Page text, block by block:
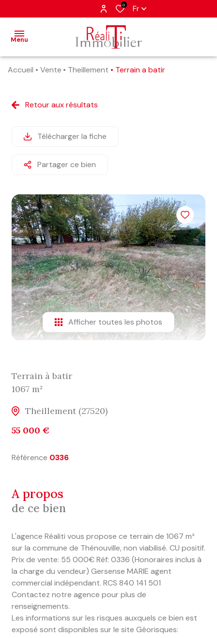
0 Fr
Menu
nos
estimation
e-
contact
Accueil Vente Theillement Terrain a batir
Retour aux résultats
Télécharger la fiche
Partager ce bien
Afficher toutes les photos
Terrain à batir
1067 m²
Theillement (27520)
55 000 €
Référence 0336
a propos
de ce bien
L'agence Réaliti vous propose ce terrain de 1067 m²
sur la commune de Thénouville, non viabilisé. CU positif.
Prix de vente: 55 000€ Réf: 0336 (Honoraires inclus à
la charge du vendeur) Gersense MARIE agent
commercial indépendant. RCS 840 141 501
Contactez notre agence pour plus de
renseignements.
Les informations sur les risques auxquels ce bien est
exposé sont disponibles sur le site Géorisques: